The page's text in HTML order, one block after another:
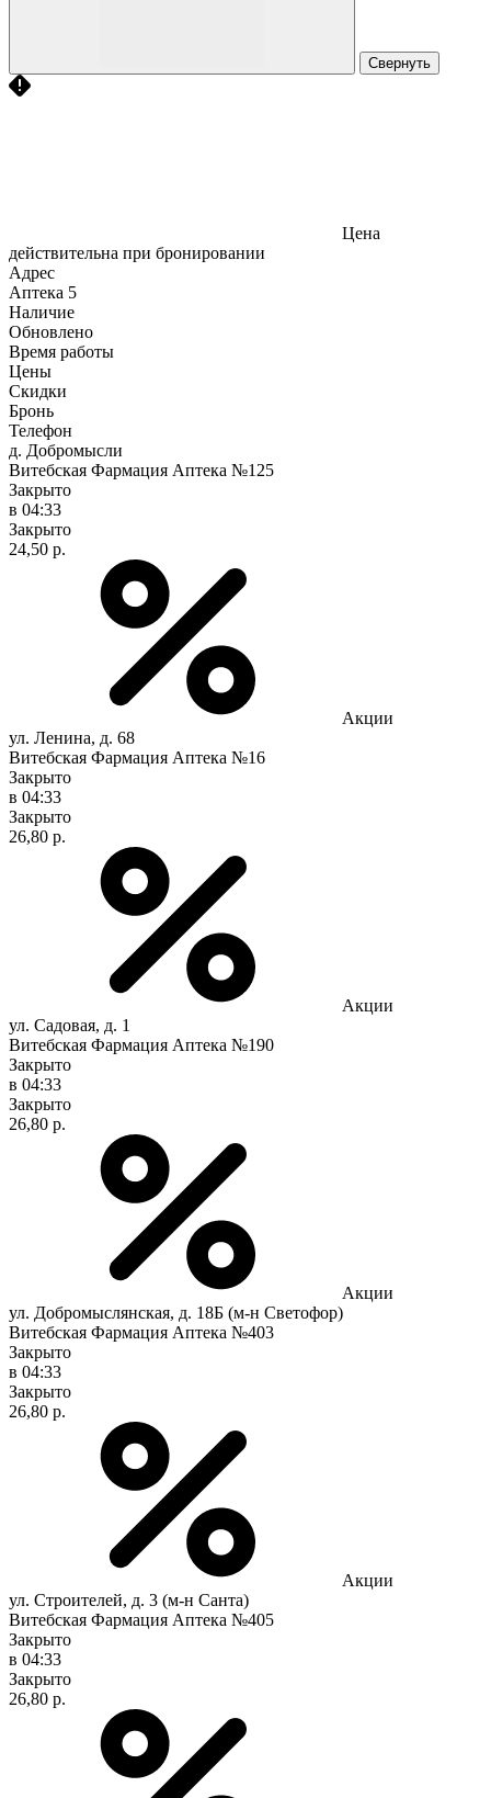
Свернуть
Цена
действительна при бронировании
Адрес
Аптека 5
Наличие
Обновлено
Время работы
Цены
Скидки
Бронь
Телефон
д. Добромысли
Витебская Фармация Аптека №125
Закрыто
в 04:33
Закрыто
24,50 р.
Акции
ул. Ленина, д. 68
Витебская Фармация Аптека №16
Закрыто
в 04:33
Закрыто
26,80 р.
Акции
ул. Садовая, д. 1
Витебская Фармация Аптека №190
Закрыто
в 04:33
Закрыто
26,80 р.
Акции
ул. Добромыслянская, д. 18Б (м-н Светофор)
Витебская Фармация Аптека №403
Закрыто
в 04:33
Закрыто
26,80 р.
Акции
ул. Строителей, д. 3 (м-н Санта)
Витебская Фармация Аптека №405
Закрыто
в 04:33
Закрыто
26,80 р.